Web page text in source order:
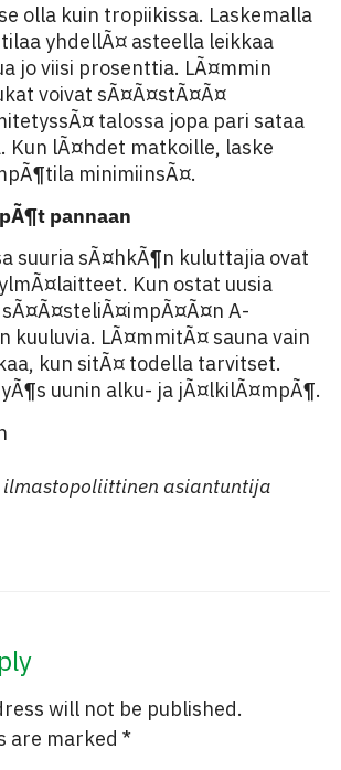
olla kuin tropiikissa. Laskemalla
yhdellÃ¤ asteella leikkaa
jo viisi prosenttia. LÃ¤mmin
voivat sÃ¤Ã¤stÃ¤Ã¤
talossa jopa pari sataa
Kun lÃ¤hdet matkoille, laske
minimiinsÃ¤.
pannaan
suuria sÃ¤hkÃ¶n kuluttajia ovat
Kun ostat uusia
A-
kuuluvia. LÃ¤mmitÃ¤ sauna vain
kun sitÃ¤ todella tarvitset.
uunin alku- ja jÃ¤lkilÃ¤mpÃ¶.
ilmastopoliittinen asiantuntija
will not be published.
are marked *